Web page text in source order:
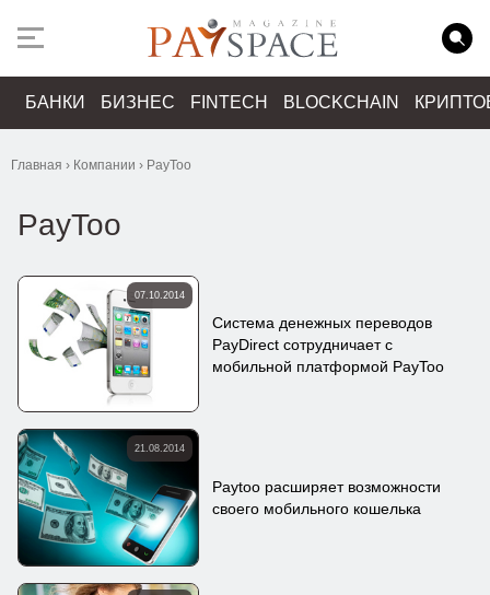
БАНКИ БИЗНЕС FINTECH BLOCKCHAIN
Главная › Компании › PayToo
PayToo
07.10.2014
Система денежных переводов
PayDirect сотрудничает с
мобильной платформой PayToo
21.08.2014
Paytoo расширяет возможности
своего мобильного кошелька